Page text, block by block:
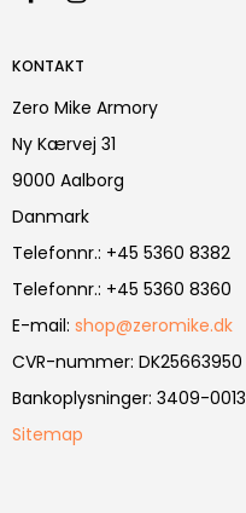
KONTAKT
Zero Mike Armory
Ny Kærvej 31
9000 Aalborg
Danmark
Telefonnr.: +45 5360 8382
Telefonnr.: +45 5360 8360
E-mail: shop@zeromike.dk
CVR-nummer: DK25663950
Bankoplysninger: 3409-
Sitemap